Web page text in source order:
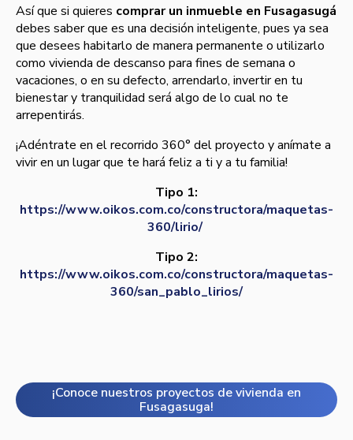
Así que si quieres comprar un inmueble en Fusagasugá
debes saber que es una decisión inteligente, pues ya sea
que desees habitarlo de manera permanente o utilizarlo
como vivienda de descanso para fines de semana o
vacaciones, o en su defecto, arrendarlo, invertir en tu
bienestar y tranquilidad será algo de lo cual no te
arrepentirás.
¡Adéntrate en el recorrido 360° del proyecto y anímate a
vivir en un lugar que te hará feliz a ti y a tu familia!
Tipo 1:
https://www.oikos.com.co/constructora/maquetas-
360/lirio/
Tipo 2:
https://www.oikos.com.co/constructora/maquetas-
360/san_pablo_lirios/
¡Conoce nuestros proyectos de vivienda en
Fusagasuga!